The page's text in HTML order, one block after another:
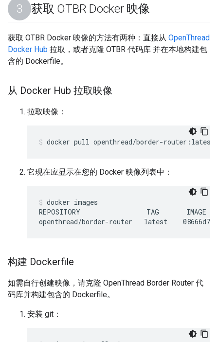
获取 OTBR Docker 映像
获取 OTBR Docker 映像的方法有两种：直接从 OpenThread
Docker Hub 拉取，或者克隆 OTBR 代码库 并在本地构建包
含的 Dockerfile。
从 Docker Hub 拉取映像
拉取映像：
docker pull openthread/border-router:latest
它现在应显示在您的 Docker 映像列表中：
docker images
REPOSITORY                 TAG       IMAGE
构建 Dockerfile
如需自行创建映像，请克隆 OpenThread Border Router 代
码库并构建包含的 Dockerfile。
安装 git：